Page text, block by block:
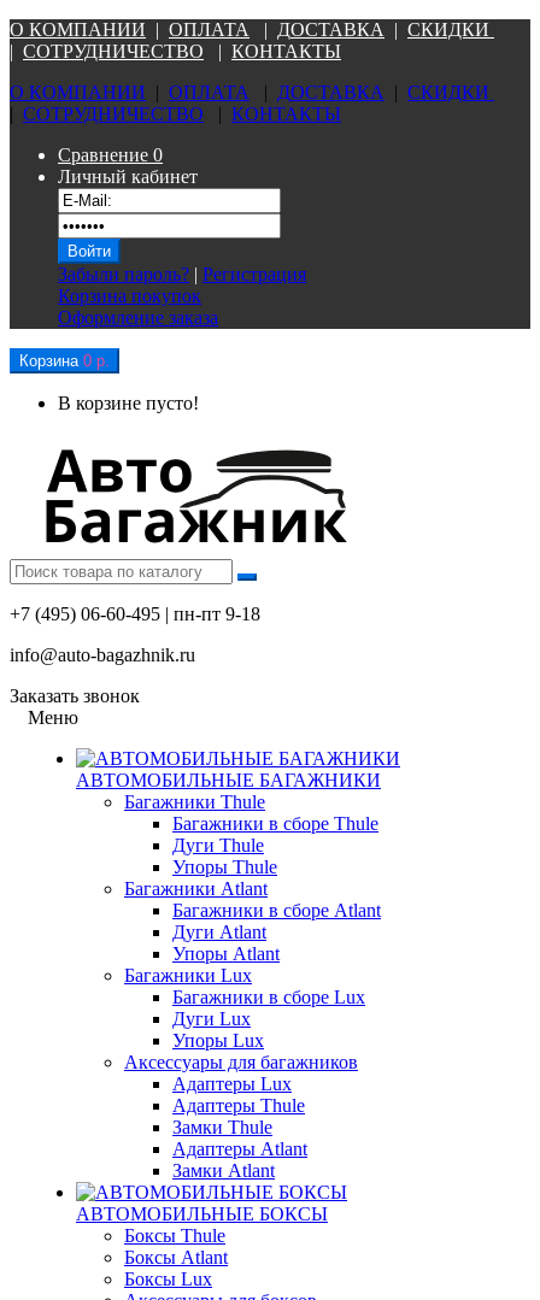
О КОМПАНИИ | ОПЛАТА | ДОСТАВКА | СКИДКИ
| СОТРУДНИЧЕСТВО | КОНТАКТЫ
О КОМПАНИИ | ОПЛАТА | ДОСТАВКА | СКИДКИ
| СОТРУДНИЧЕСТВО | КОНТАКТЫ
Сравнение 0
Личный кабинет
Забыли пароль? | Регистрация
Корзина покупок
Оформление заказа
Корзина 0 р.
В корзине пусто!
+7 (495) 06-60-495 | пн-пт 9-18
info@auto-bagazhnik.ru
Заказать звонок
Меню
АВТОМОБИЛЬНЫЕ БАГАЖНИКИ
Багажники Thule
Багажники в сборе Thule
Дуги Thule
Упоры Thule
Багажники Atlant
Багажники в сборе Atlant
Дуги Atlant
Упоры Atlant
Багажники Lux
Багажники в сборе Lux
Дуги Lux
Упоры Lux
Аксессуары для багажников
Адаптеры Lux
Адаптеры Thule
Замки Thule
Адаптеры Atlant
Замки Atlant
АВТОМОБИЛЬНЫЕ БОКСЫ
Боксы Thule
Боксы Atlant
Боксы Lux